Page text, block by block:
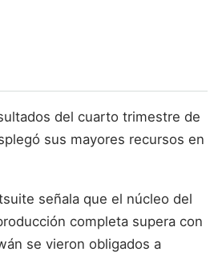
del cuarto trimestre de
sus mayores recursos en
señala que el núcleo del
completa supera con
se vieron obligados a